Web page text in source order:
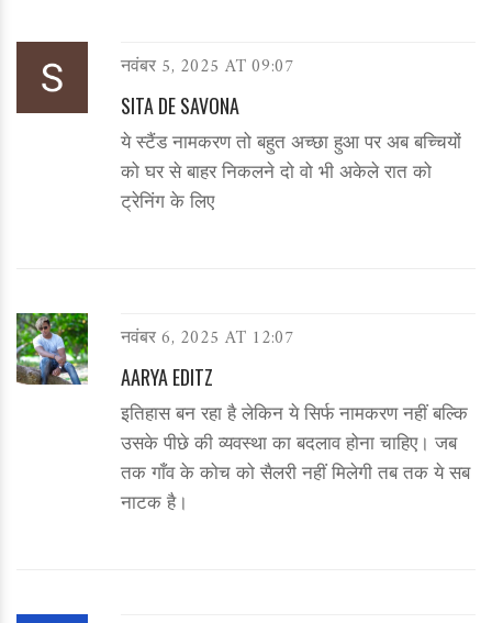
नवंबर 5, 2025 AT 09:07
SITA DE SAVONA
ये स्टैंड नामकरण तो बहुत अच्छा हुआ पर अब बच्चियों
को घर से बाहर निकलने दो वो भी अकेले रात को
ट्रेनिंग के लिए
नवंबर 6, 2025 AT 12:07
AARYA EDITZ
इतिहास बन रहा है लेकिन ये सिर्फ नामकरण नहीं बल्कि
उसके पीछे की व्यवस्था का बदलाव होना चाहिए। जब
तक गाँव के कोच को सैलरी नहीं मिलेगी तब तक ये सब
नाटक है।